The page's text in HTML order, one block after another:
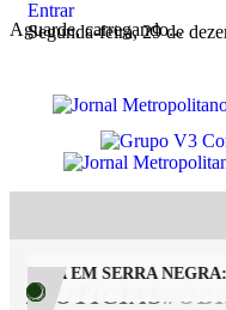
Aguarde, carregando...
Entrar
Segunda-feira, 29 de
EM SERRA NEGRA:
/NOTÍCIAS